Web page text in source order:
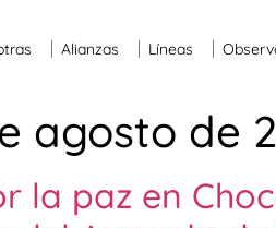
Alianzas Líneas
agosto de
la paz en